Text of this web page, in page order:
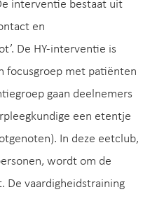
interventie bestaat uit
en
De HY-interventie is
focusgroep met patiënten
gaan deelnemers
een etentje
In deze eetclub,
wordt om de
De vaardigheidstraining